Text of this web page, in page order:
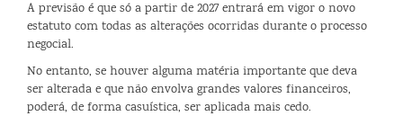
A previsão é que só a partir de 2027 entrará em vigor o novo
estatuto com todas as alterações ocorridas durante o processo
negocial.
No entanto, se houver alguma matéria importante que deva
ser alterada e que não envolva grandes valores financeiros,
poderá, de forma casuística, ser aplicada mais cedo.